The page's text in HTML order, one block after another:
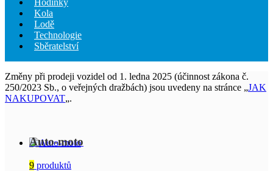
Hodinky
Kola
Lodě
Technologie
Sběratelství
Změny při prodeji vozidel od 1. ledna 2025 (účinnost zákona č.
250/2023 Sb., o veřejných dražbách) jsou uvedeny na stránce „JAK
NAKUPOVAT„.
Auto-moto
9 produktů